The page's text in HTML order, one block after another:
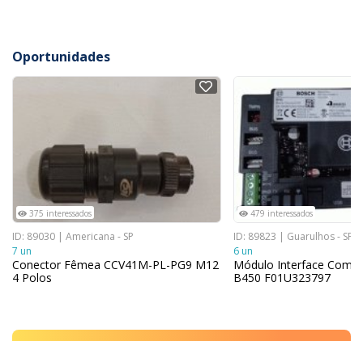
Oportunidades
375 interessados
ID: 89030 | Americana - SP
7 un
Conector Fêmea CCV41M-PL-PG9 M12
4 Polos
NOVO
479 interessados
ID: 89823 | Guarulhos - SP
6 un
Módulo Interface
B450 F01U323797